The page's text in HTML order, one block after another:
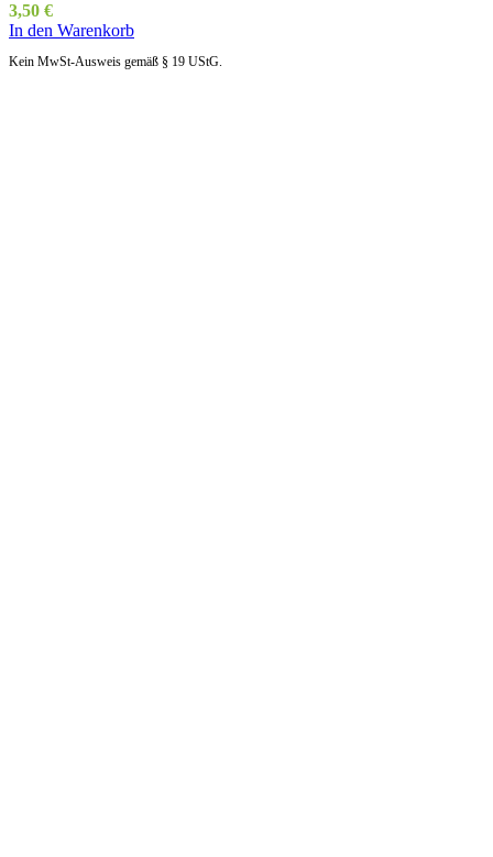
3,50 €
In den Warenkorb
Kein MwSt-Ausweis gemäß § 19 UStG.